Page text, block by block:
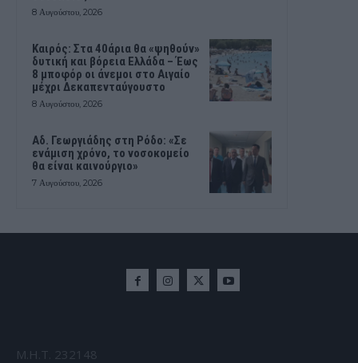
8 Αυγούστου, 2026
Καιρός: Στα 40άρια θα «ψηθούν»
δυτική και βόρεια Ελλάδα – Έως
8 μποφόρ οι άνεμοι στο Αιγαίο
μέχρι Δεκαπενταύγουστο
8 Αυγούστου, 2026
Αδ. Γεωργιάδης στη Ρόδο: «Σε
ενάμιση χρόνο, το νοσοκομείο
θα είναι καινούργιο»
7 Αυγούστου, 2026
Μ.Η.Τ. 232148